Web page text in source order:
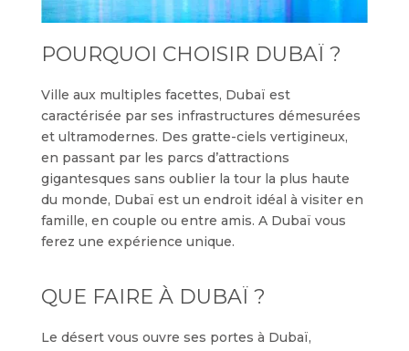
POURQUOI CHOISIR DUBAÏ ?
Ville aux multiples facettes, Dubaï est
caractérisée par ses infrastructures démesurées
et ultramodernes. Des gratte-ciels vertigineux,
en passant par les parcs d’attractions
gigantesques sans oublier la tour la plus haute
du monde, Dubaï est un endroit idéal à visiter en
famille, en couple ou entre amis. A Dubaï vous
ferez une expérience unique.
QUE FAIRE À DUBAÏ ?
Le désert vous ouvre ses portes à Dubaï,